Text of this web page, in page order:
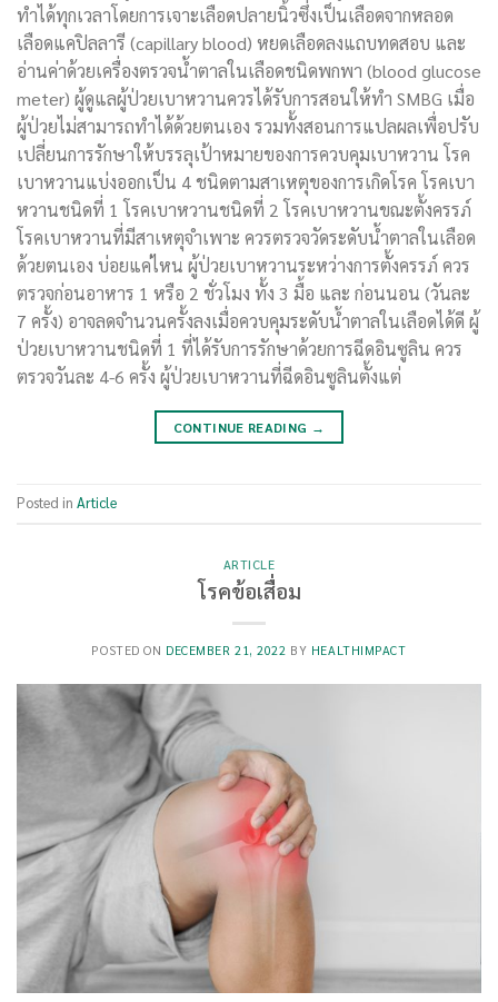
ทำได้ทุกเวลาโดยการเจาะเลือดปลายนิ้วซึ่งเป็นเลือดจากหลอด
เลือดแคปิลลารี (capillary blood) หยดเลือดลงแถบทดสอบ และ
อ่านค่าด้วยเครื่องตรวจน้ำตาลในเลือดชนิดพกพา (blood glucose
meter) ผู้ดูแลผู้ป่วยเบาหวานควรได้รับการสอนให้ทำ SMBG เมื่อ
ผู้ป่วยไม่สามารถทำได้ด้วยตนเอง รวมทั้งสอนการแปลผลเพื่อปรับ
เปลี่ยนการรักษาให้บรรลุเป้าหมายของการควบคุมเบาหวาน โรค
เบาหวานแบ่งออกเป็น 4 ชนิดตามสาเหตุของการเกิดโรค โรคเบา
หวานชนิดที่ 1 โรคเบาหวานชนิดที่ 2 โรคเบาหวานขณะตั้งครรภ์
โรคเบาหวานที่มีสาเหตุจำเพาะ ควรตรวจวัดระดับน้ำตาลในเลือด
ด้วยตนเอง บ่อยแค่ไหน ผู้ป่วยเบาหวานระหว่างการตั้งครรภ์ ควร
ตรวจก่อนอาหาร 1 หรือ 2 ชั่วโมง ทั้ง 3 มื้อ และ ก่อนนอน (วันละ
7 ครั้ง) อาจลดจำนวนครั้งลงเมื่อควบคุมระดับน้ำตาลในเลือดได้ดี ผู้
ป่วยเบาหวานชนิดที่ 1 ที่ได้รับการรักษาด้วยการฉีดอินซูลิน ควร
ตรวจวันละ 4-6 ครั้ง ผู้ป่วยเบาหวานที่ฉีดอินซูลินตั้งแต่
CONTINUE READING →
Posted in Article
ARTICLE
โรคข้อเสื่อม
POSTED ON DECEMBER 21, 2022 BY HEALTHIMPACT